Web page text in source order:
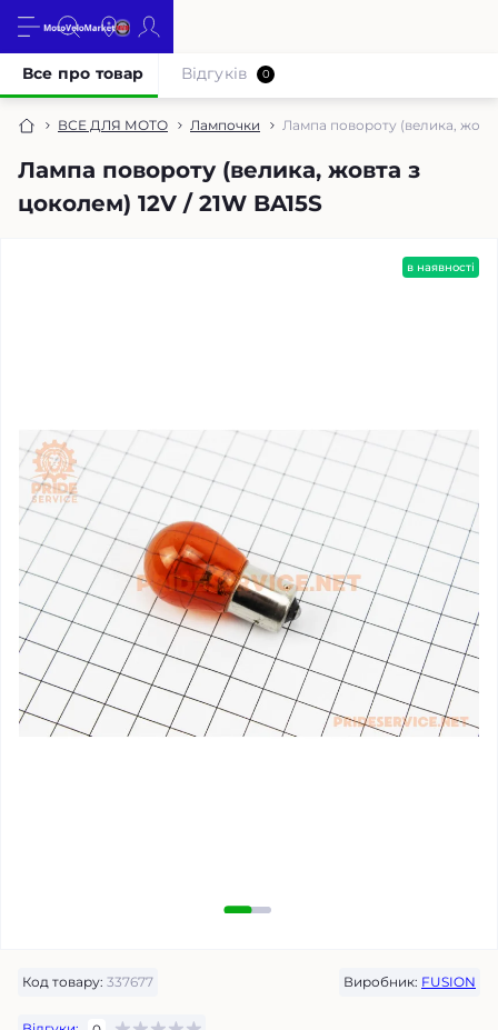
ВСЕ ДЛЯ МОТО Лампочки Лампа повороту (велика,
Лампа повороту (велика, жовта з
цоколем) 12V / 21W BA15S
Все про товар Відгуків 0
в наявності
Код товару: 337677 Виробник: FUSION